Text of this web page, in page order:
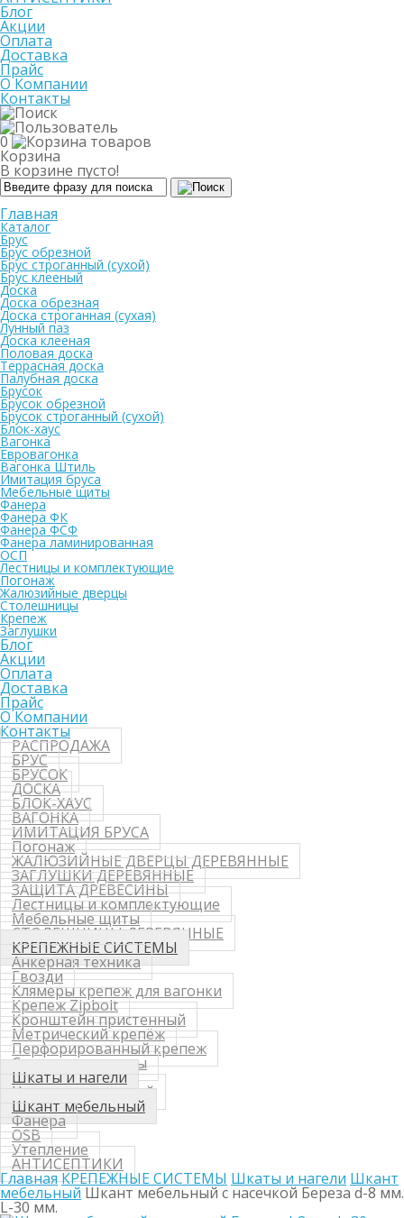
Блог
Акции
Оплата
Доставка
Прайс
О Компании
Контакты
0
Корзина
В корзине пусто!
Главная
Каталог
Брус
Брус обрезной
Брус строганный (сухой)
Брус клееный
Доска
Доска обрезная
Доска строганная (сухая)
Лунный паз
Доска клееная
Половая доска
Террасная доска
Палубная доска
Брусок
Брусок обрезной
Брусок строганный (сухой)
Блок-хаус
Вагонка
Евровагонка
Вагонка Штиль
Имитация бруса
Мебельные щиты
Фанера
Фанера ФК
Фанера ФСФ
Фанера ламинированная
ОСП
Лестницы и комплектующие
Погонаж
Жалюзийные дверцы
Столешницы
Крепеж
Заглушки
Блог
Акции
Оплата
Доставка
Прайс
О Компании
Контакты
РАСПРОДАЖА
БРУС
БРУСОК
ДОСКА
БЛОК-ХАУС
ВАГОНКА
ИМИТАЦИЯ БРУСА
Погонаж
ЖАЛЮЗИЙНЫЕ ДВЕРЦЫ ДЕРЕВЯННЫЕ
ЗАГЛУШКИ ДЕРЕВЯННЫЕ
ЗАЩИТА ДРЕВЕСИНЫ
Лестницы и комплектующие
Мебельные щиты
СТОЛЕШНИЦЫ ДЕРЕВЯННЫЕ
КРЕПЕЖНЫЕ СИСТЕМЫ
Анкерная техника
Гвозди
Клямеры крепеж для вагонки
Крепеж Zipbolt
Кронштейн пристенный
Метрический крепёж
Перфорированный крепеж
Саморезы, шурупы
Шкаты и нагели
Нагель деревянный
Шкант мебельный
Фанера
OSB
Утепление
АНТИСЕПТИКИ
ГлавнаяКРЕПЕЖНЫЕ СИСТЕМЫ Шкаты и нагели Шкант
мебельный Шкант мебельный с насечкой Береза d-8 мм.
L-30 мм.